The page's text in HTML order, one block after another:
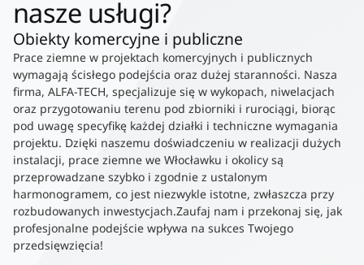
nasze usługi?
Obiekty komercyjne i publiczne
Prace ziemne w projektach komercyjnych i publicznych
wymagają ścisłego podejścia oraz dużej staranności. Nasza
firma, ALFA-TECH, specjalizuje się w wykopach, niwelacjach
oraz przygotowaniu terenu pod zbiorniki i rurociągi, biorąc
pod uwagę specyfikę każdej działki i techniczne wymagania
projektu. Dzięki naszemu doświadczeniu w realizacji dużych
instalacji, prace ziemne we Włocławku i okolicy są
przeprowadzane szybko i zgodnie z ustalonym
harmonogramem, co jest niezwykle istotne, zwłaszcza przy
rozbudowanych inwestycjach.Zaufaj nam i przekonaj się, jak
profesjonalne podejście wpływa na sukces Twojego
przedsięwzięcia!